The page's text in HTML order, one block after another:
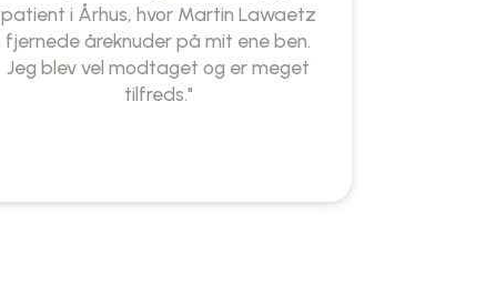
patient i Århus, hvor Martin Lawaetz
fjernede åreknuder på mit ene ben.
Jeg blev vel modtaget og er meget
tilfreds."